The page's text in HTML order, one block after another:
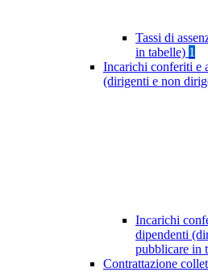
Tassi di
in tabelle) 1
Incarichi conferiti e
(dirigenti e non
Incarichi
dipendenti
pubblicare in
Contrattazione